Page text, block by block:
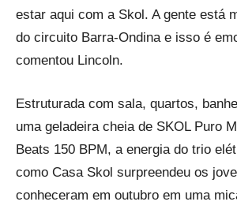
estar aqui com a Skol. A gente está
do circuito Barra-Ondina e isso é
comentou Lincoln.
Estruturada com sala, quartos,
uma geladeira cheia de SKOL Puro
Beats 150 BPM, a energia do trio
como Casa Skol surpreendeu os
conheceram em outubro em uma